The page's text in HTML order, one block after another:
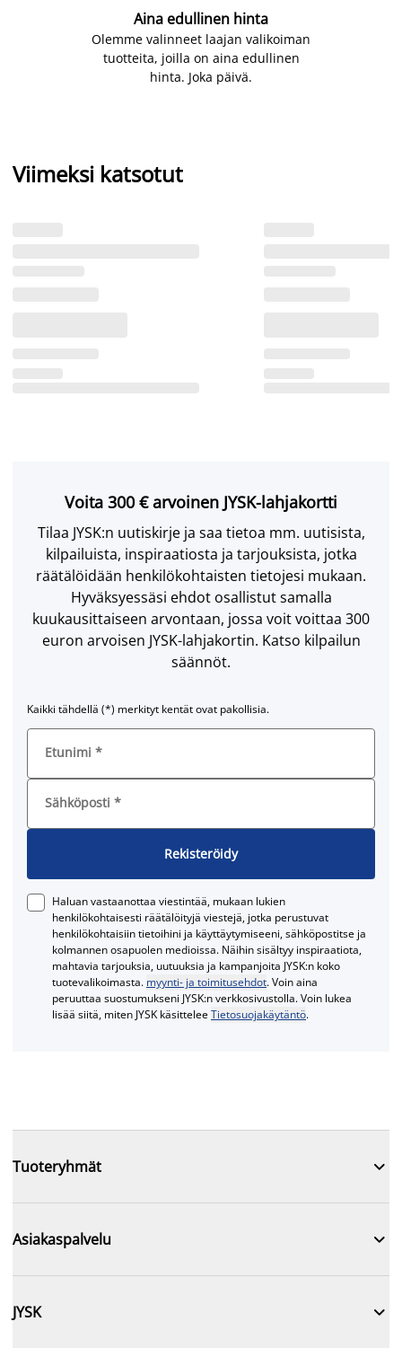
Aina edullinen hinta
Olemme valinneet laajan valikoiman
tuotteita, joilla on aina edullinen
hinta. Joka päivä.
Viimeksi katsotut
Voita 300 € arvoinen JYSK-lahjakortti
Tilaa JYSK:n uutiskirje ja saa tietoa mm. uutisista,
kilpailuista, inspiraatiosta ja tarjouksista, jotka
räätälöidään henkilökohtaisten tietojesi mukaan.
Hyväksyessäsi ehdot osallistut samalla
kuukausittaiseen arvontaan, jossa voit voittaa 300
euron arvoisen JYSK-lahjakortin. Katso kilpailun
säännöt.
Kaikki tähdellä (*) merkityt kentät ovat pakollisia.
Etunimi *
Sähköposti *
Rekisteröidy
Haluan vastaanottaa viestintää, mukaan lukien
henkilökohtaisesti räätälöityjä viestejä, jotka perustuvat
henkilökohtaisiin tietoihini ja käyttäytymiseeni, sähköpostitse ja
kolmannen osapuolen medioissa. Näihin sisältyy inspiraatiota,
mahtavia tarjouksia, uutuuksia ja kampanjoita JYSK:n koko
tuotevalikoimasta. myynti- ja toimitusehdot. Voin aina
peruuttaa suostumukseni JYSK:n verkkosivustolla. Voin lukea
lisää siitä, miten JYSK käsitteleeTietosuojakäytäntö.
Tuoteryhmät 
Asiakaspalvelu 
JYSK 